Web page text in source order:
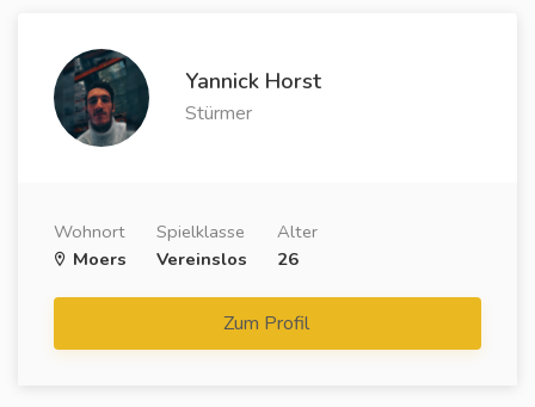
Yannick Horst
Stürmer
Wohnort
Moers
Spielklasse
Vereinslos
Alter
26
Zum Profil